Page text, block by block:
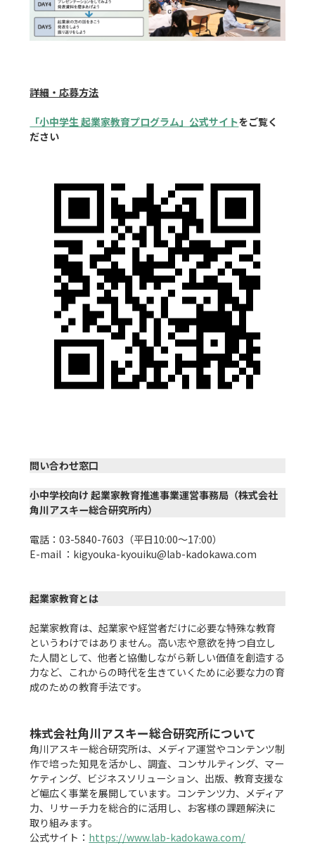
詳細・応募方法
「小中学生 起業家教育プログラム」公式サイトをご覧く
ださい
問い合わせ窓口
小中学校向け 起業家教育推進事業運営事務局（株式会社
角川アスキー総合研究所内）
電話：03-5840-7603（平日10:00〜17:00）
E-mail ：kigyouka-kyouiku@lab-kadokawa.com
起業家教育とは
起業家教育は、起業家や経営者だけに必要な特殊な教育
というわけではありません。高い志や意欲を持つ自立し
た人間として、他者と協働しながら新しい価値を創造する
力など、これからの時代を生きていくために必要な力の育
成のための教育手法です。
株式会社角川アスキー総合研究所について
角川アスキー総合研究所は、メディア運営やコンテンツ制
作で培った知見を活かし、調査、コンサルティング、マー
ケティング、ビジネスソリューション、出版、教育支援な
ど幅広く事業を展開しています。コンテンツ力、メディア
力、リサーチ力を総合的に活用し、お客様の課題解決に
取り組みます。
公式サイト： https://www.lab-kadokawa.com/